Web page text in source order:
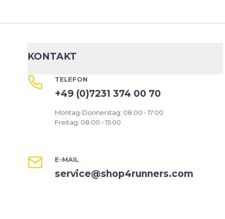
KONTAKT
TELEFON
+49 (0)7231 374 00 70
Montag-Donnerstag: 08:00 - 17:00
Freitag: 08:00 - 15:00
E-MAIL
service@shop4runners.com